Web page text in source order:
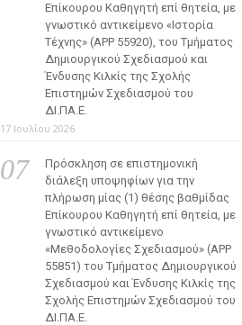
Επίκουρου Καθηγητή επί θητεία, με
γνωστικό αντικείμενο «Ιστορία
Τέχνης» (ΑΡΡ 55920), του Τμήματος
Δημιουργικού Σχεδιασμού και
Ένδυσης Κιλκίς της Σχολής
Επιστημών Σχεδιασμού του
ΔΙ.ΠΑ.Ε.
17 Ιουλίου 2026
Πρόσκληση σε επιστημονική
διάλεξη υποψηφίων για την
πλήρωση μίας (1) θέσης βαθμίδας
Επίκουρου Καθηγητή επί θητεία, με
γνωστικό αντικείμενο
«Μεθοδολογίες Σχεδιασμού» (ΑΡΡ
55851) του Τμήματος Δημιουργικού
Σχεδιασμού και Ένδυσης Κιλκίς της
Σχολής Επιστημών Σχεδιασμού του
ΔΙ.ΠΑ.Ε.